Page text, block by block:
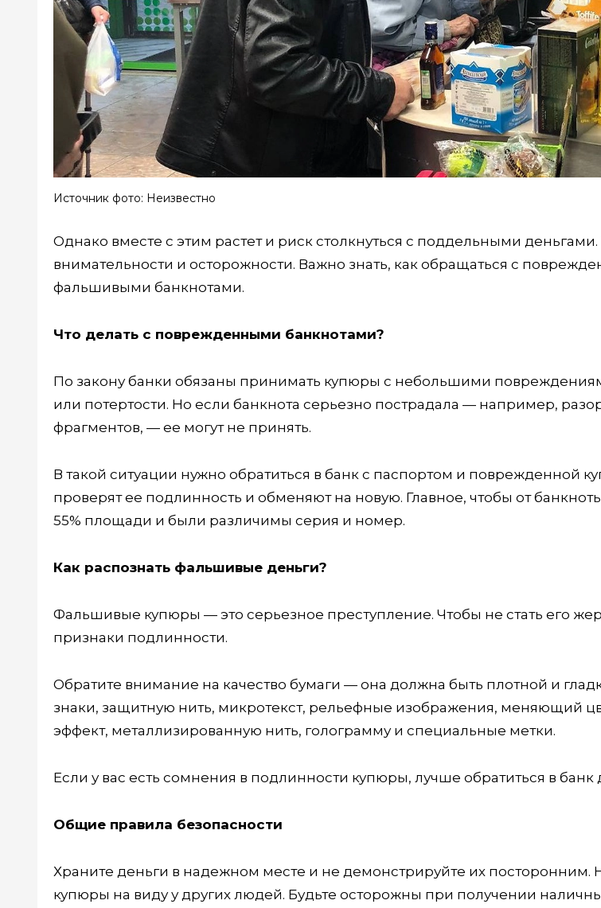
Источник фото: Неизвестно
Однако вместе с этим растет и риск столкнуться с поддельными деньгами.
внимательности и осторожности. Важно знать, как обращаться с
фальшивыми банкнотами.
Что делать с поврежденными банкнотами?
По закону банки обязаны принимать купюры с небольшими
или потертости. Но если банкнота серьезно пострадала — например,
фрагментов, — ее могут не принять.
В такой ситуации нужно обратиться в банк с паспортом и поврежденной
проверят ее подлинность и обменяют на новую. Главное, чтобы от
55% площади и были различимы серия и номер.
Как распознать фальшивые деньги?
Фальшивые купюры — это серьезное преступление. Чтобы не стать его
признаки подлинности.
Обратите внимание на качество бумаги — она должна быть плотной и
знаки, защитную нить, микротекст, рельефные изображения, меняющий
эффект, металлизированную нить, голограмму и специальные метки.
Если у вас есть сомнения в подлинности купюры, лучше обратиться в банк
Общие правила безопасности
Храните деньги в надежном месте и не демонстрируйте их посторонним.
купюры на виду у других людей. Будьте осторожны при получении